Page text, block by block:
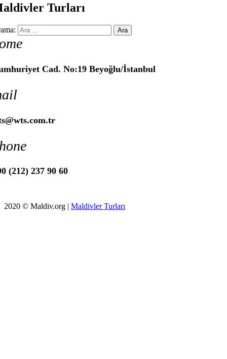
Turları
Cad. No:19 Beyoğlu/İstanbul
(212) 237 90 60
2020 © Maldiv.org | Maldivler Turları